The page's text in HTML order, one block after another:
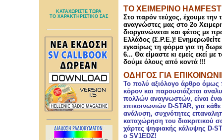
ΚΑΤΑΧΩΡΙΣΤΕ ΤΩΡΑ
ΤΟ ΧΑΡΑΚΤΗΡΙΣΤΙΚΟ ΣΑΣ
ΤΟ ΧΕΙΜΕΡΙΝΟ
Στο παρόν τεύχος, έχουμε την
αναγνώστες μας στο 2ο
διοργανώνεται και φέτος με
Ελλάδος (Σ.Ρ.Ε.)!
εγκαίρως τη φόρμα για τη
6... Θα είμαστε κι εμείς εκεί
δούμε όλους από κοντά !!!
ΟΔΗΓΟΣ ΓΙΑ
Το πολύ αξιόλογο άρθρο όμως
κόρον και παρουσιάζεται
πολλών αναγνωστών, είναι
επικοινωνιών D-STAR, για
ανάλυση, συχνότητες
καταχώρηση του διακριτικού
χάρτες ψηφιακής κάλυψης D-
ο SV1EDZ!